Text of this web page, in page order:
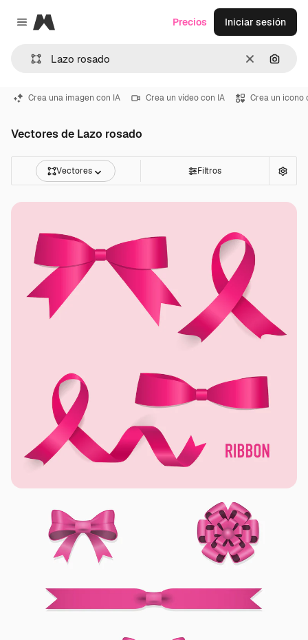
Close menu
Magnific
Borrar
Precios Iniciar sesión
Crea una imagen con IA Crea un vídeo con IA Crea un icono
Vectores de Lazo rosado
Vectores Filtros